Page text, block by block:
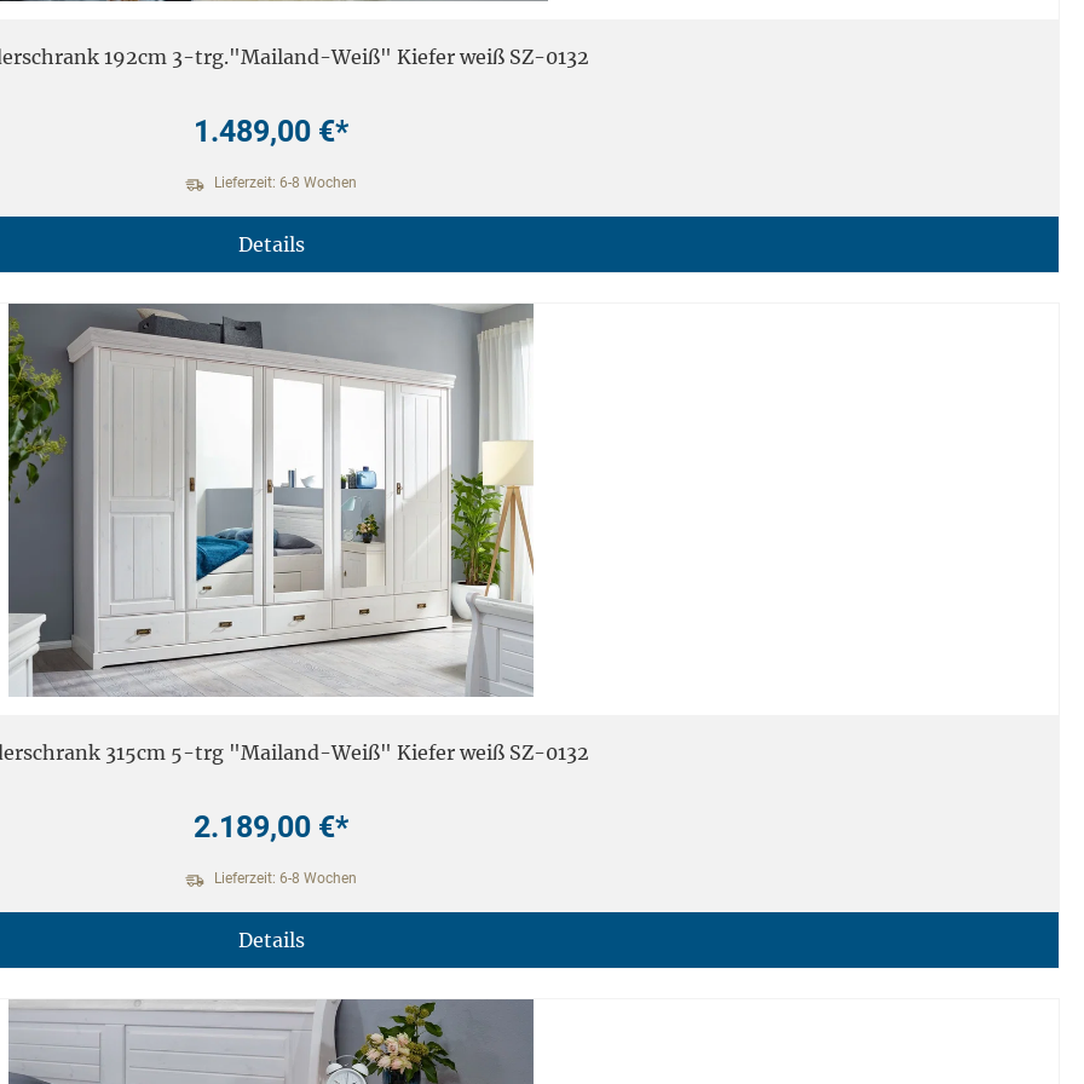
192cm 3-trg."Mailand-Weiß" Kiefer weiß SZ-0132
1.489,00 €*
Lieferzeit: 6-8 Wochen
Details
315cm 5-trg "Mailand-Weiß" Kiefer weiß SZ-0132
2.189,00 €*
Lieferzeit: 6-8 Wochen
Details